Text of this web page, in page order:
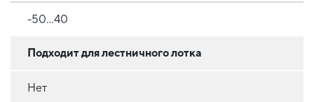
-50...40
Подходит для лестничного лотка
Нет